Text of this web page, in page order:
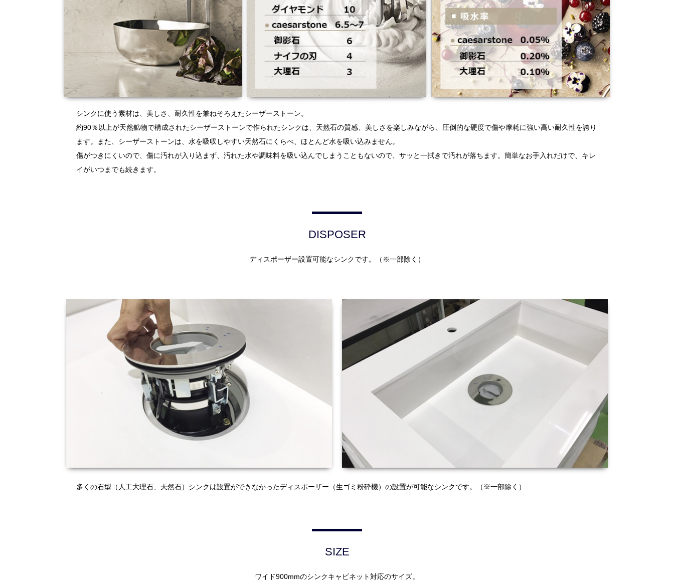
シンクに使う素材は、美しさ、耐久性を兼ねそろえたシーザーストーン。
約90％以上が天然鉱物で構成されたシーザーストーンで作られたシンクは、天然石の質感、美しさを楽しみながら、圧倒的な硬度で傷や摩耗に強い高い耐久性を誇り
ます。また、シーザーストーンは、水を吸収しやすい天然石にくらべ、ほとんど水を吸い込みません。
傷がつきにくいので、傷に汚れが入り込まず、汚れた水や調味料を吸い込んでしまうこともないので、サッと一拭きで汚れが落ちます。簡単なお手入れだけで、キレ
イがいつまでも続きます。
DISPOSER
ディスポーザー設置可能なシンクです。（※一部除く）
多くの石型（人工大理石、天然石）シンクは設置ができなかったディスポーザー（生ゴミ粉砕機）の設置が可能なシンクです。（※一部除く）
SIZE
ワイド900mmのシンクキャビネット対応のサイズ。